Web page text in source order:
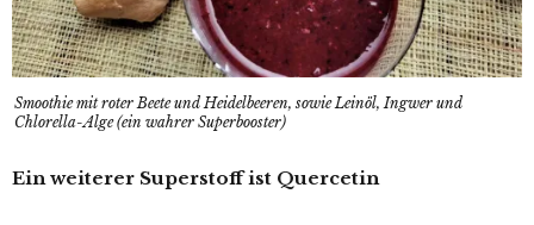
Smoothie mit roter Beete und Heidelbeeren, sowie Leinöl, Ingwer und
Chlorella-Alge (ein wahrer Superbooster)
Ein weiterer Superstoff ist Quercetin